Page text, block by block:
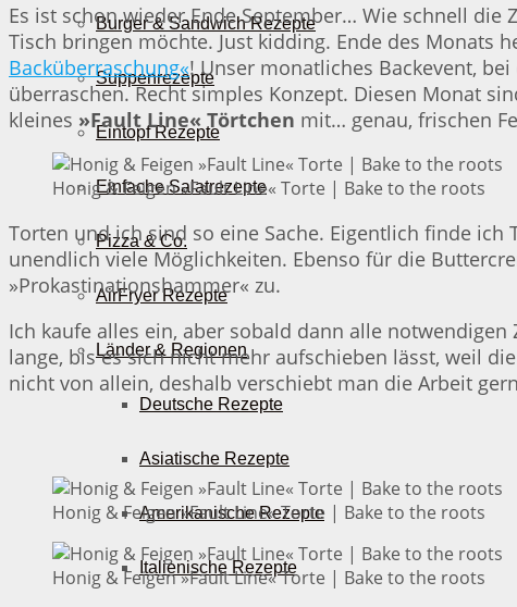
Burger & Sandwich Rezepte
Suppenrezepte
Eintopf Rezepte
Einfache Salatrezepte
Pizza & Co.
AirFryer Rezepte
Länder & Regionen
Deutsche Rezepte
Asiatische Rezepte
Amerikanische Rezepte
Italienische Rezepte
Es ist schon wieder Ende September… Wie schnell
Tisch bringen möchte. Just kidding. Ende des Monats
Backüberraschung«! Unser monatliches Backevent,
überraschen. Recht simples Konzept. Diesen Monat
kleines »Fault Line« Törtchen mit… genau, frischen
Honig & Feigen »Fault Line« Torte | Bake to the roots
Torten und ich sind so eine Sache. Eigentlich finde
unendlich viele Möglichkeiten. Ebenso für die
»Prokastinationshammer« zu.
Ich kaufe alles ein, aber sobald dann alle
lange, bis es sich nicht mehr aufschieben lässt, weil
nicht von allein, deshalb verschiebt man die Arbeit
Honig & Feigen »Fault Line« Torte | Bake to the roots
Honig & Feigen »Fault Line« Torte | Bake to the roots